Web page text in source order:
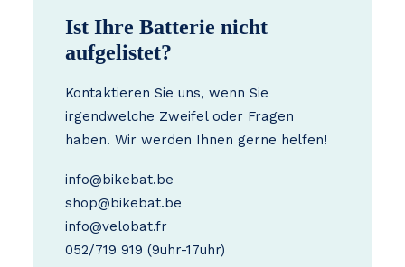
Ist Ihre Batterie nicht
aufgelistet?
Kontaktieren Sie uns, wenn Sie
irgendwelche Zweifel oder Fragen
haben. Wir werden Ihnen gerne helfen!
info@bikebat.be
shop@bikebat.be
info@velobat.fr
052/719 919 (9uhr-17uhr)